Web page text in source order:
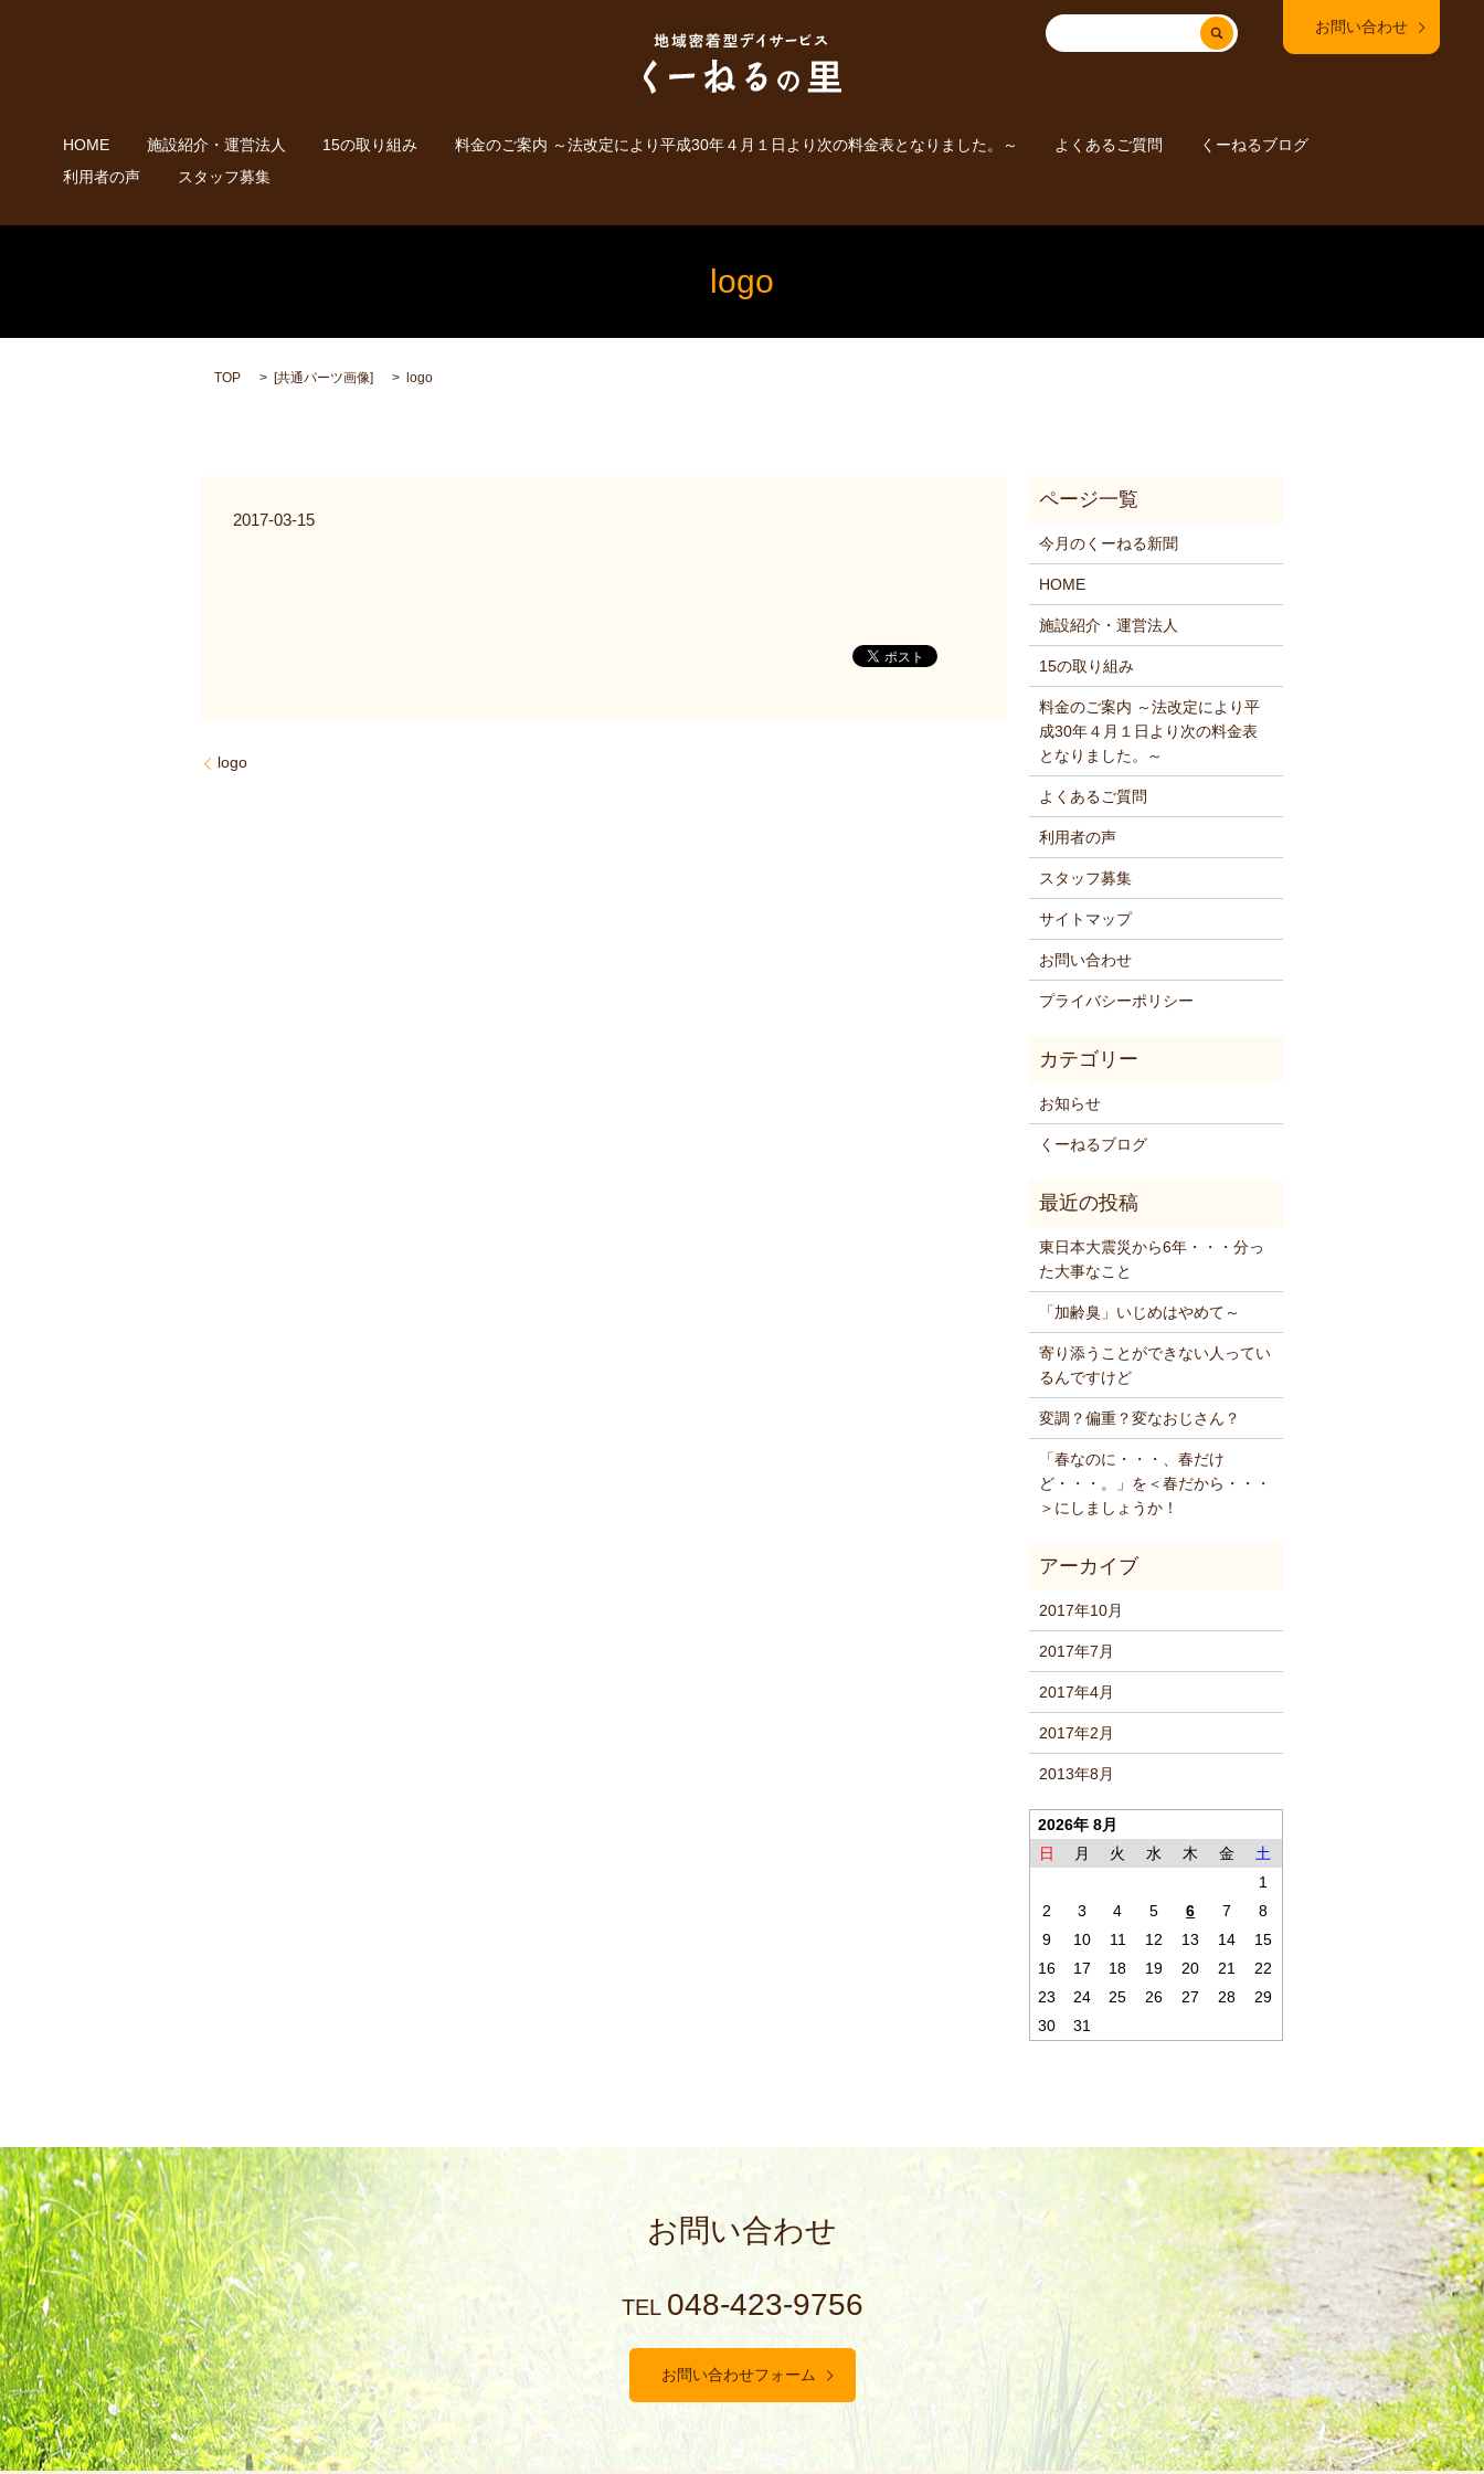
お問い合わせ
HOME 施設紹介・運営法人 15の取り組み 料金のご案内 ～法改定により平成30年４月１日より次の料金表となりました。～ よくあるご質問
くーねるブログ
利用者の声
スタッフ募集
logo
TOP [共通パーツ画像] logo
2017-03-15
logo
今月のくーねる新聞
HOME
施設紹介・運営法人
15の取り組み
料金のご案内 ～法改定により平
成30年４月１日より次の料金表
となりました。～
よくあるご質問
利用者の声
スタッフ募集
サイトマップ
お問い合わせ
プライバシーポリシー
お知らせ
くーねるブログ
東日本大震災から6年・・・分っ
た大事なこと
「加齢臭」いじめはやめて～
寄り添うことができない人ってい
るんですけど
変調？偏重？変なおじさん？
「春なのに・・・、春だけ
ど・・・。」を＜春だから・・・
＞にしましょうか！
2017年10月
2017年7月
2017年4月
2017年2月
2013年8月
2026年 8月
日
月 火 水 木 金
土
1
2
3 4 5 6 7
8
9
10 11 12 13 14
15
16
17 18 19 20 21
22
23
24 25 26 27 28
29
30
31
お問い合わせ
TEL 048-423-9756
お問い合わせフォーム